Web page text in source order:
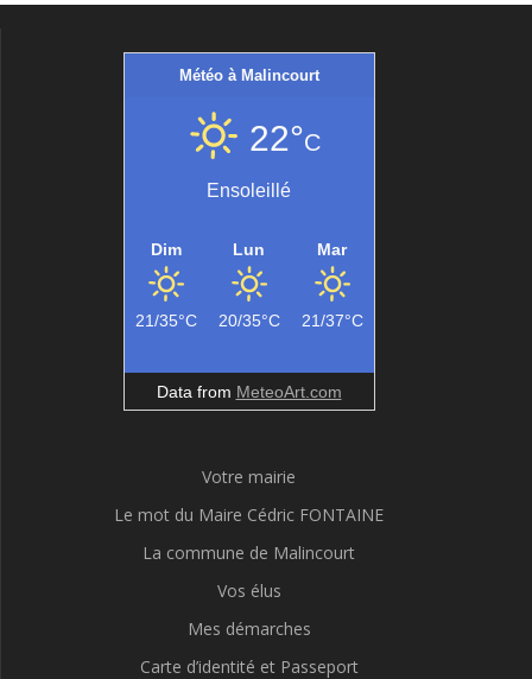
Météo à Malincourt
22°C
Ensoleillé
Dim
21/35°C
Lun
20/35°C
Mar
21/37°C
Data from MeteoArt.com
Votre mairie
Le mot du Maire Cédric FONTAINE
La commune de Malincourt
Vos élus
Mes démarches
Carte d’identité et Passeport